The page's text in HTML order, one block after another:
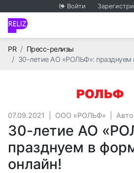
Войти
PRГлавная
Пресс-релизы
30-летие АО «РОЛЬФ»: празднуем
07.09.2021 ООО «РОЛЬФ»
30-летие АО
празднуем в
онлайн!